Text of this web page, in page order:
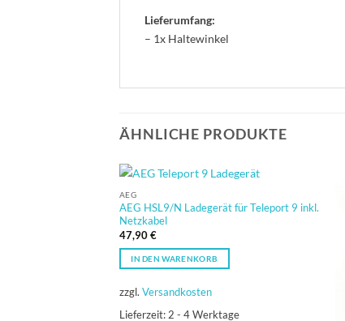
Lieferumfang:
– 1x Haltewinkel
ÄHNLICHE PRODUKTE
AEG
AEG HSL9/N Ladegerät für Teleport 9 inkl.
Netzkabel
47,90€
IN DEN WARENKORB
zzgl. Versandkosten
Lieferzeit: 2 - 4 Werktage